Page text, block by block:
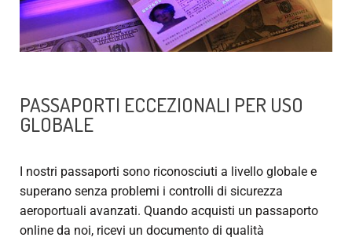
PASSAPORTI ECCEZIONALI PER USO
GLOBALE
I nostri passaporti sono riconosciuti a livello globale e
superano senza problemi i controlli di sicurezza
aeroportuali avanzati. Quando acquisti un passaporto
online da noi, ricevi un documento di qualità